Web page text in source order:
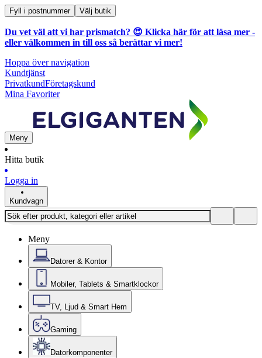
Fyll i postnummer Välj butik
Du vet väl att vi har prismatch? 😍 Klicka här för att läsa mer -
eller välkommen in till oss så berättar vi mer!
Hoppa över navigation
Kundtjänst
PrivatkundFöretagskund
Mina Favoriter
Meny
Hitta butik
Logga in
Kundvagn
Meny
Datorer & Kontor
Mobiler, Tablets & Smartklockor
TV, Ljud & Smart Hem
Gaming
Datorkomponenter